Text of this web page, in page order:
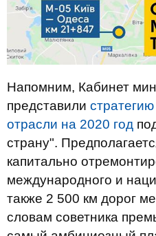
Напомним, Кабинет
представили
отрасли на 2020 год
страну".
капитально
международного и
также 2 500 км дорог
словам советника